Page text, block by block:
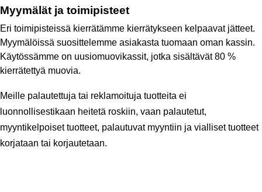
Myymälät ja toimipisteet
Eri toimipisteissä kierrätämme kierrätykseen kelpaavat jätteet.
Myymälöissä suosittelemme asiakasta tuomaan oman kassin.
Käytössämme on uusiomuovikassit, jotka sisältävät 80 %
kierrätettyä muovia.
Meille palautettuja tai reklamoituja tuotteita ei
luonnollisestikaan heitetä roskiin, vaan palautetut,
myyntikelpoiset tuotteet, palautuvat myyntiin ja vialliset tuotteet
korjataan tai korjautetaan.